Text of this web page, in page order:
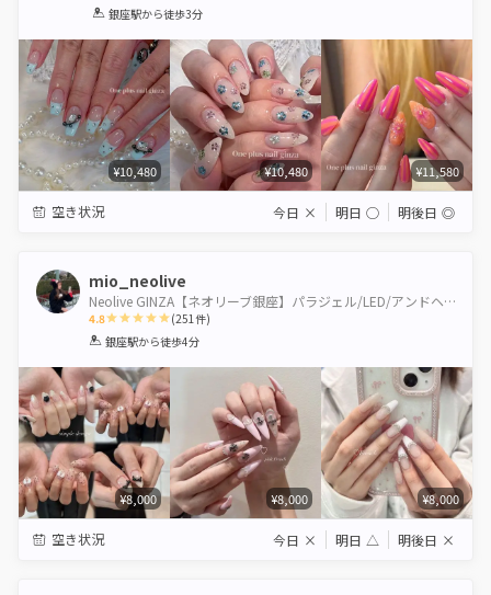
1 2 3 4 5
銀座駅から徒歩3分
¥10,480 ¥10,480 ¥11,580
空き状況 今日 × 明日 ◯ 明後日 ◎
mio_neolive
Neolive GINZA【ネオリーブ銀座】パラジェル/LED/アンドヘルシー導入店
4.8
1 2 3 4 5
(251 件)
銀座駅から徒歩4分
¥8,000 ¥8,000 ¥8,000
空き状況 今日 × 明日 △ 明後日 ×